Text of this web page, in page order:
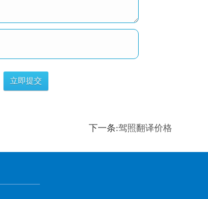
下一条:驾照翻译价格